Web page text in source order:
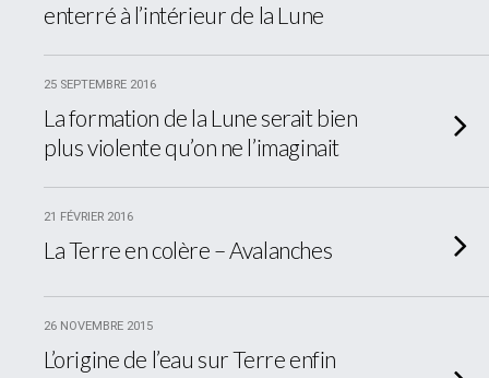
enterré à l’intérieur de la Lune
25 SEPTEMBRE 2016
La formation de la Lune serait bien
plus violente qu’on ne l’imaginait
21 FÉVRIER 2016
La Terre en colère – Avalanches
26 NOVEMBRE 2015
L’origine de l’eau sur Terre enfin